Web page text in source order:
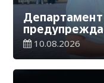
10.08.2026